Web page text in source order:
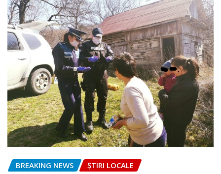
BREAKING NEWS ȘTIRI LOCALE